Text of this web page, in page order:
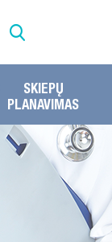
SKIEPŲ
PLANAVIMAS